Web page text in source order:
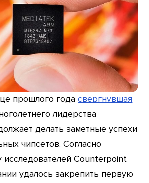
прошлого годасвергнувшая
лидерства
делать заметные успехи
чипсетов. Согласно
исследователей Counterpoint
удалось закрепить первую